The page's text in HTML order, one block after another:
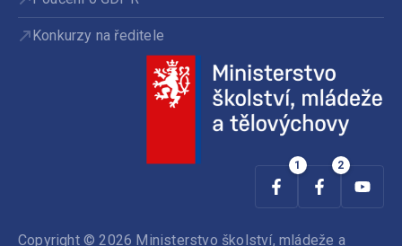
Konkurzy na ředitele
Copyright © 2026 Ministerstvo školství, mládeže a